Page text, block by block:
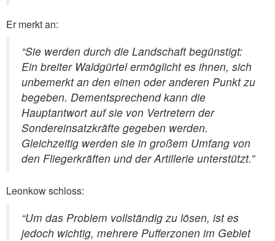
Er merkt an:
“Sie werden durch die Landschaft begünstigt:
Ein breiter Waldgürtel ermöglicht es ihnen, sich
unbemerkt an den einen oder anderen Punkt zu
begeben. Dementsprechend kann die
Hauptantwort auf sie von Vertretern der
Sondereinsatzkräfte gegeben werden.
Gleichzeitig werden sie in großem Umfang von
den Fliegerkräften und der Artillerie unterstützt.”
Leonkow schloss:
“Um das Problem vollständig zu lösen, ist es
jedoch wichtig, mehrere Pufferzonen im Gebiet